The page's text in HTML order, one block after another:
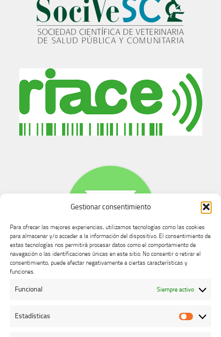
Gestionar consentimiento
Para ofrecer las mejores experiencias, utilizamos tecnologías como las cookies
para almacenar y/o acceder a la información del dispositivo. El consentimiento de
estas tecnologías nos permitirá procesar datos como el comportamiento de
navegación o las identificaciones únicas en este sitio. No consentir o retirar el
consentimiento, puede afectar negativamente a ciertas características y
funciones.
Funcional Siempre activo
Estadísticas
Buzón de dudas, quejas y sugerencias